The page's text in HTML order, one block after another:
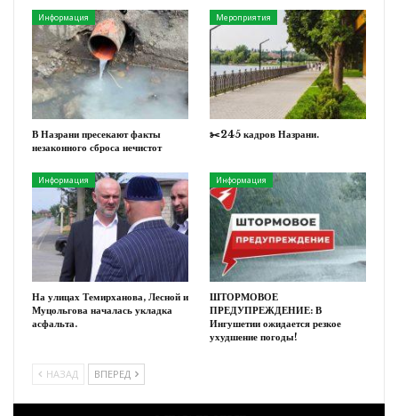
Информация
В Назрани пресекают факты
незаконного сброса нечистот
Мероприятия
✂️245 кадров Назрани.
Информация
На улицах Темирханова, Лесной и
Муцольгова началась укладка
асфальта.
Информация
ШТОРМОВОЕ
ПРЕДУПРЕЖДЕНИЕ: В
Ингушетии ожидается резкое
ухудшение погоды!
НАЗАД ВПЕРЕД